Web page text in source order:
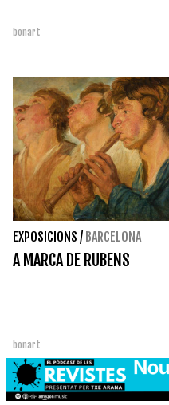
bonart
EXPOSICIONS / BARCELONA
A MARCA DE RUBENS
bonart